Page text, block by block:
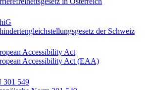
der Schweiz
Accessibility Act
Accessibility Act (EAA)
301 549